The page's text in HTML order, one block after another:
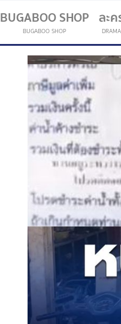
BUGABOO SHOP
BUGABOO SHOP
ละ
DRAMA